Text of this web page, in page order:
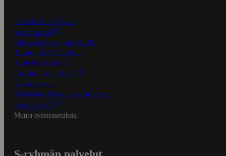
S-Business yrityksille
Oiva-raportit
Osuuskauppojen yhteystiedot
Tilaus- ja toimitusehdot
Tietosuojakäytäntö
Palvelun käyttöehdot
Saavutettavuus
Mobiilisovelluksen saavutettavuus
Mainostajalle
Muuta evästeasetuksia